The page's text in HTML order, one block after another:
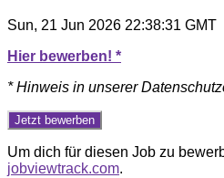
Sun, 21 Jun 2026 22:38:31 GMT
Hier bewerben! *
* Hinweis in unserer
Um dich für diesen Job zu
jobviewtrack.com.